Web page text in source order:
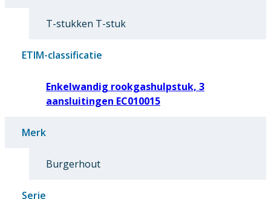
T-stukken T-stuk
ETIM-classificatie
Enkelwandig rookgashulpstuk, 3
aansluitingen EC010015
Merk
Burgerhout
Serie